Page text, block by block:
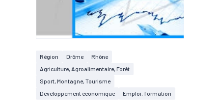
Région Drôme
Rhône
Agriculture, Agroalimentaire, Forêt
Sport, Montagne, Tourisme
Développement économique
Emploi, formation